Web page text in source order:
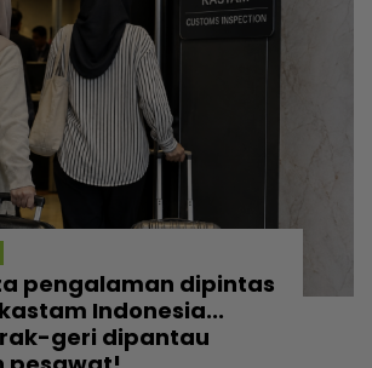
pengalaman dipintas
kastam Indonesia...
geri dipantau